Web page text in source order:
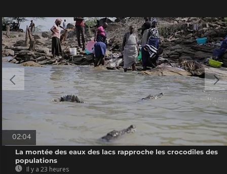
02:04
La montée des eaux des lacs rapproche les crocodiles des
populations
Il y a 23 heures